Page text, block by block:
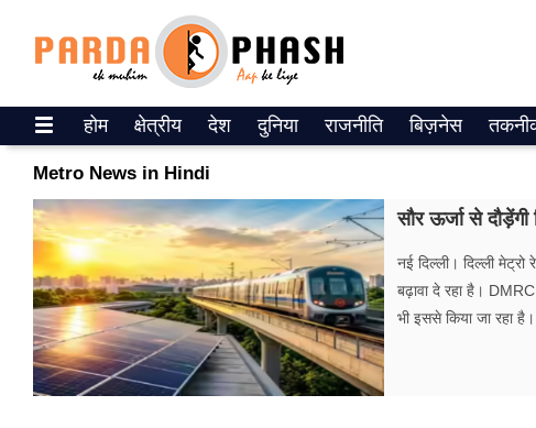
ePaper
वेब स्टोरीज
उत्तर प्रदेश
गैलरी
वीडियो
रिलेशनशिप
होम क्षेत्रीय देश दुनिया राजनीति बिज़नेस
Metro News in Hindi
सौर ऊर्जा से
नई दिल्ली। दिल्ली
बढ़ावा दे रहा है।
भी इससे किया जा रहा